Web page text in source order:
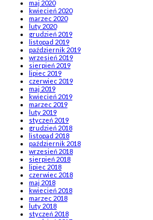
maj 2020
kwiecień 2020
marzec 2020
luty 2020
grudzień 2019
listopad 2019
październik 2019
wrzesień 2019
sierpień 2019
lipiec 2019
czerwiec 2019
maj 2019
kwiecień 2019
marzec 2019
luty 2019
styczeń 2019
grudzień 2018
listopad 2018
październik 2018
wrzesień 2018
sierpień 2018
lipiec 2018
czerwiec 2018
maj 2018
kwiecień 2018
marzec 2018
luty 2018
styczeń 2018